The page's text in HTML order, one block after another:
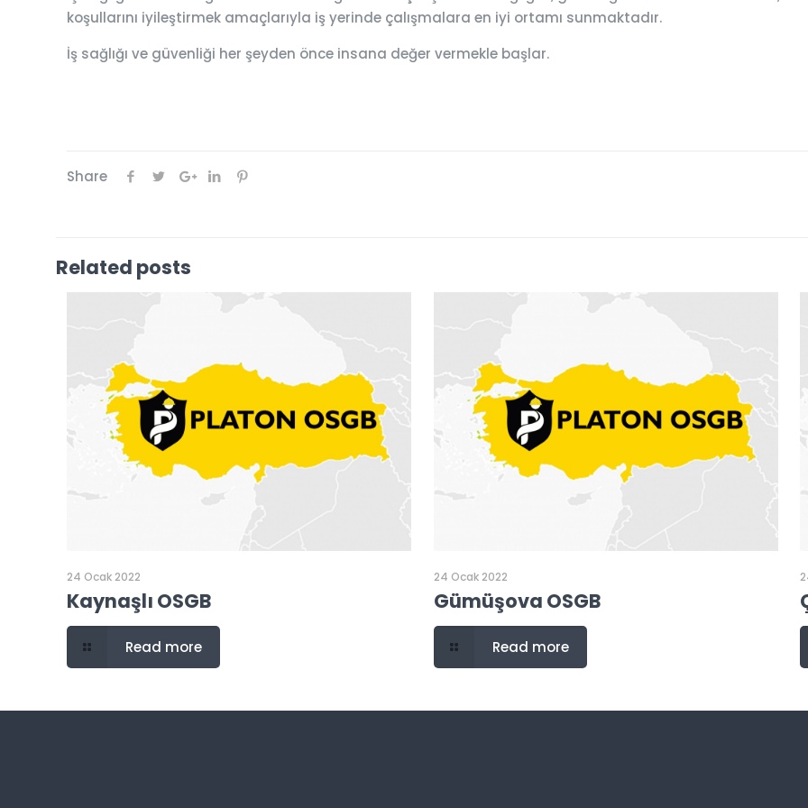
koşullarını iyileştirmek amaçlarıyla iş yerinde çalışmalara en iyi ortamı sunmaktadır.
İş sağlığı ve güvenliği her şeyden önce insana değer vermekle başlar.
Share
Related posts
24 Ocak 2022
Kaynaşlı OSGB
Read more
24 Ocak 2022
Gümüşova OSGB
Read more